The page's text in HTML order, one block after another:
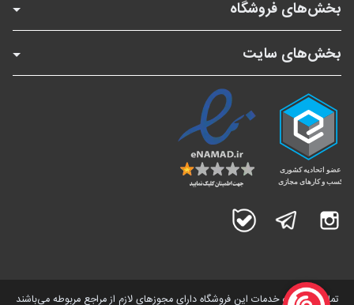
بخش‌های فروشگاه
بخش‌های سایت
اینستاگرام تلگرام
تمامی کالاها و خدمات این فروشگاه دارای مجوز‌های لازم از مراجع مربوطه می‌باشند